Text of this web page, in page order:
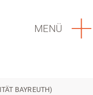
MENÜ
BAYREUTH)